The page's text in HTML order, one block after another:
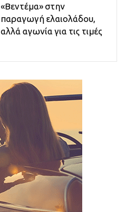
«Βεντέμα» στην
παραγωγή ελαιολάδου,
αλλά αγωνία για τις τιμές